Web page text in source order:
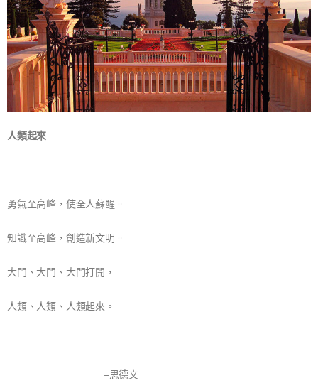
人類起來
勇氣至高峰，使全人蘇醒。
知識至高峰，創造新文明。
大門、大門、大門打開，
人類、人類、人類起來。
–思德文